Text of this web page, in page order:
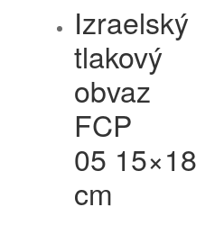
Izraelský
tlakový
obvaz
FCP
05 15×18
cm